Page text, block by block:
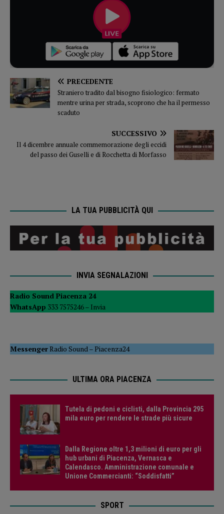
PRECEDENTE
Straniero tradito dal bisogno fisiologico: fermato
mentre urina per strada, scoprono che ha il permesso
scaduto
SUCCESSIVO
Il 4 dicembre annuale commemorazione degli eccidi
del passo dei Guselli e di Rocchetta di Morfasso
LA TUA PUBBLICITÀ QUI
INVIA SEGNALAZIONI
Radio Sound Piacenza 24
WhatsApp 333 7575246 – Invia
MessengerRadio Sound–Piacenza24
ULTIMA ORA PIACENZA
Tutela di pedoni e ciclisti, dalla Provincia 295
mila euro per rendere le strade più sicure
Dalla Regione oltre 1,3 milioni di euro per gli
hub urbani di Piacenza, Vernasca e
Calendasco. Amministrazione comunale e
Unione Commercianti: “Soddisfatti”
SPORT